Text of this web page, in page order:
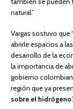
natural.”
Vargas sostuvo
abrirle espacios a
desarrollo de la
la importancia de
gobierno
región que ya
sobre el hidrógeno